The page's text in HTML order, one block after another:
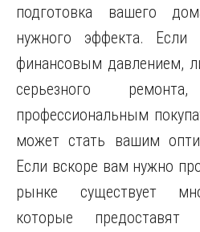
подготовка вашего
нужного эффекта.
финансовым давлением,
серьезного
профессиональным
может стать вашим
Если вскоре вам нужно
рынке существует
которые